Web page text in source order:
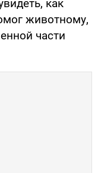
как
животному,
части